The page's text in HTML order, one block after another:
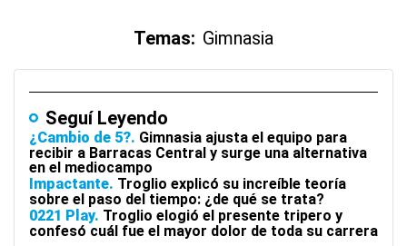
Temas: Gimnasia
Seguí Leyendo
¿Cambio de 5? Gimnasia ajusta el equipo para
recibir a Barracas Central y surge una alternativa
en el mediocampo
Impactante Troglio explicó su increíble teoría
sobre el paso del tiempo: ¿de qué se trata?
0221 Play Troglio elogió el presente tripero y
confesó cuál fue el mayor dolor de toda su carrera